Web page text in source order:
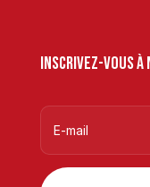
Inscrivez-vous